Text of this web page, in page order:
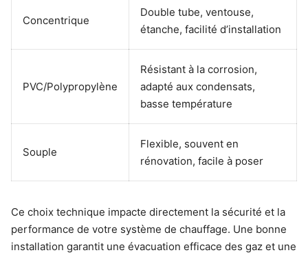
Concentrique
Double tube, ventouse,
étanche, facilité d’installation
PVC/Polypropylène
Résistant à la corrosion,
adapté aux condensats,
basse température
Souple
Flexible, souvent en
rénovation, facile à poser
Ce choix technique impacte directement la sécurité et la
performance de votre système de chauffage. Une bonne
installation garantit une évacuation efficace des gaz et une